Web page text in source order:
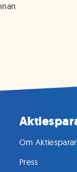
Om
Press